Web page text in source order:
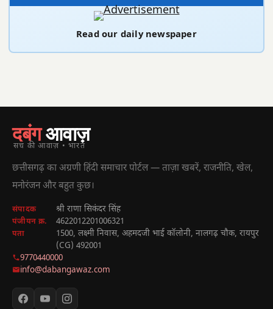
Read our daily newspaper
दबंगआवाज़
सच की आवाज़ • भारत
छत्तीसगढ़ का अग्रणी हिंदी समाचार पोर्टल — ताज़ा खबरें, राजनीति, खेल,
मनोरंजन और बहुत कुछ।
संपादक श्री राणा सिकंदर सिंह
पंजीयन क्र. 4622012201006321
पता
1500, लक्ष्मी निवास, अहमदजी भाई कॉलोनी, नालगढ़ चौक, रायपुर
(CG) 492001
9770440000
info@dabangawaz.com